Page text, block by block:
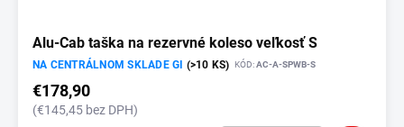
Alu-Cab taška na rezervné koleso veľkosť S
NA CENTRÁLNOM SKLADE GI (>10 KS) KÓD:AC-A-SPWB-S
€178,90
(€145,45 bez DPH)